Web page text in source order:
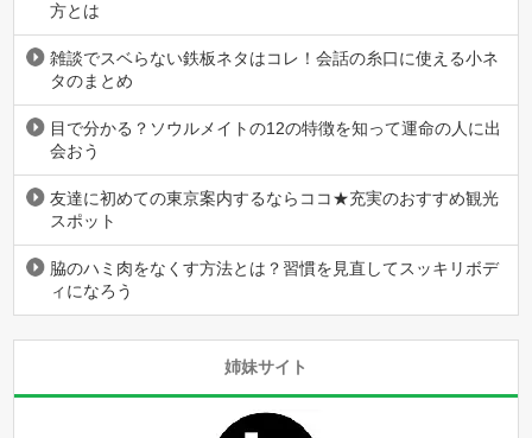
方とは
雑談でスベらない鉄板ネタはコレ！会話の糸口に使える小ネ
タのまとめ
目で分かる？ソウルメイトの12の特徴を知って運命の人に出
会おう
友達に初めての東京案内するならココ★充実のおすすめ観光
スポット
脇のハミ肉をなくす方法とは？習慣を見直してスッキリボデ
ィになろう
姉妹サイト